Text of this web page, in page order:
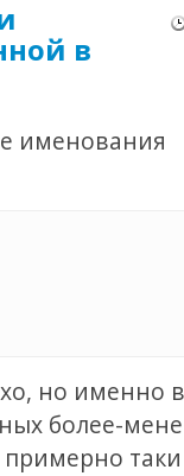
в
именования
но именно
более-
примерно